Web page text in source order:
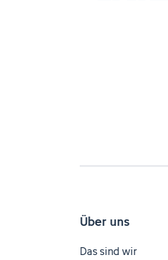
Über uns
Das sind wir